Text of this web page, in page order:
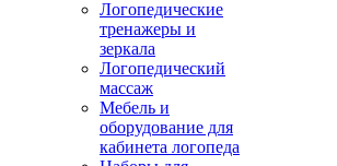
Логопедические
тренажеры и
зеркала
Логопедический
массаж
Мебель и
оборудование для
кабинета логопеда